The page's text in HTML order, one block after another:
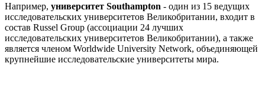
Например, университет Southampton - один из 15 ведущих
исследовательских университетов Великобритании, входит в
состав Russel Group (ассоциации 24 лучших
исследовательских университетов Великобритании), а также
является членом Worldwide University Network, объединяющей
крупнейшие исследовательские университеты мира.